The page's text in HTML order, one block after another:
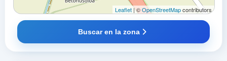
Leaflet| ©OpenStreetMapcontributors
Buscar en la zona